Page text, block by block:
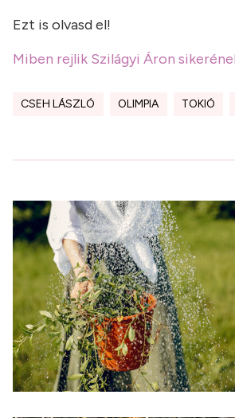
Ezt is olvasd el!
Miben rejlik Szilágyi Áron
CSEH LÁSZLÓ OLIMPIA TOKIÓ